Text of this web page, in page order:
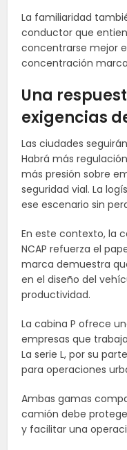
La familiaridad
conductor que
concentrarse mejor
concentración
Una
exigencias
Las ciudades
Habrá más
más presión sobre
seguridad vial. La
ese escenario sin
En este contexto, la
NCAP refuerza el
marca demuestra
en el diseño del
productividad.
La cabina P ofrece
empresas que
La serie L, por su
para operaciones
Ambas gamas
camión debe
y facilitar una